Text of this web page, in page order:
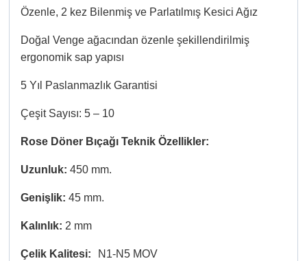
Özenle, 2 kez Bilenmiş ve Parlatılmış Kesici Ağız
Doğal Venge ağacından özenle şekillendirilmiş
ergonomik sap yapısı
5 Yıl Paslanmazlık Garantisi
Çeşit Sayısı: 5 – 10
Rose Döner Bıçağı Teknik Özellikler:
Uzunluk: 450 mm.
Genişlik: 45 mm.
Kalınlık: 2 mm
Çelik Kalitesi: N1-N5 MOV